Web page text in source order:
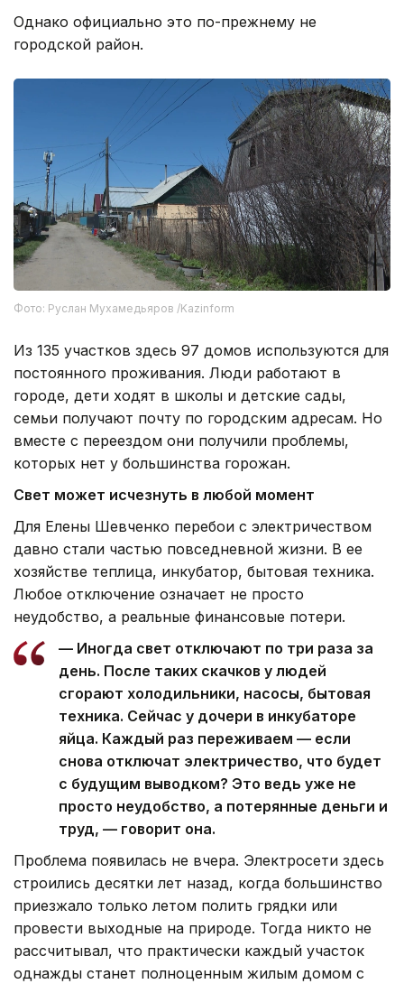
Однако официально это по-прежнему не
городской район.
Фото: Руслан Мухамедьяров /Kazinform
Из 135 участков здесь 97 домов используются для
постоянного проживания. Люди работают в
городе, дети ходят в школы и детские сады,
семьи получают почту по городским адресам. Но
вместе с переездом они получили проблемы,
которых нет у большинства горожан.
Свет может исчезнуть в любой момент
Для Елены Шевченко перебои с электричеством
давно стали частью повседневной жизни. В ее
хозяйстве теплица, инкубатор, бытовая техника.
Любое отключение означает не просто
неудобство, а реальные финансовые потери.
— Иногда свет отключают по три раза за
день. После таких скачков у людей
сгорают холодильники, насосы, бытовая
техника. Сейчас у дочери в инкубаторе
яйца. Каждый раз переживаем — если
снова отключат электричество, что будет
с будущим выводком? Это ведь уже не
просто неудобство, а потерянные деньги и
труд, — говорит она.
Проблема появилась не вчера. Электросети здесь
строились десятки лет назад, когда большинство
приезжало только летом полить грядки или
провести выходные на природе. Тогда никто не
рассчитывал, что практически каждый участок
однажды станет полноценным жилым домом с